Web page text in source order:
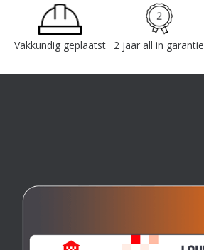
Vakkundig geplaatst 2 jaar all in garantie